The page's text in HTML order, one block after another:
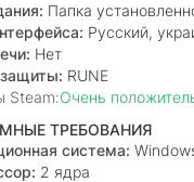
Папка
Русский,
Нет
RUNE
Steam:Очень
ТРЕБОВАНИЯ
система:
2 ядра